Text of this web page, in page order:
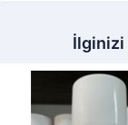
İlginizi